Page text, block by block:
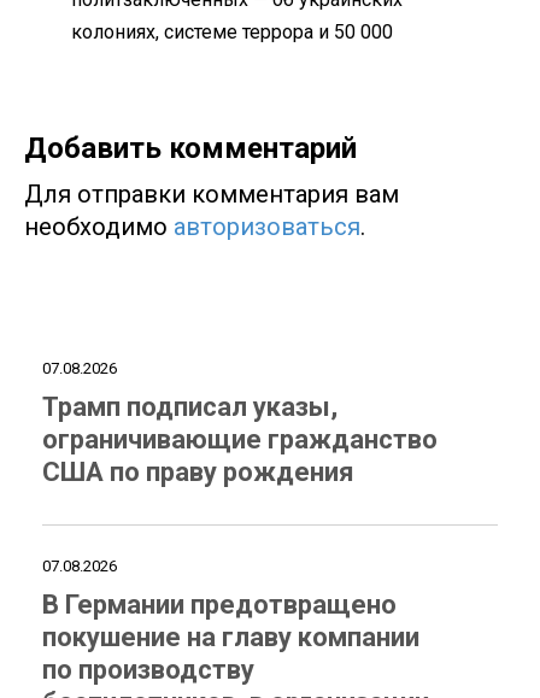
колониях, системе террора и 50 000
Добавить комментарий
Для отправки комментария вам
необходимо авторизоваться.
07.08.2026
Трамп подписал указы,
ограничивающие гражданство
США по праву рождения
07.08.2026
В Германии предотвращено
покушение на главу компании
по производству